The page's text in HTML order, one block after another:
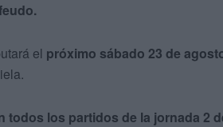
el próximo sábado 23 de
todos los partidos de la jornada 2